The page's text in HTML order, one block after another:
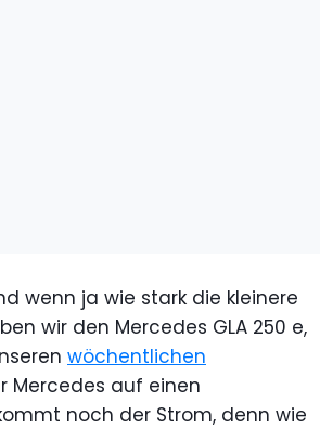
wenn ja wie stark die kleinere
wir den Mercedes GLA 250 e,
wöchentlichen
Mercedes auf einen
noch der Strom, denn wie